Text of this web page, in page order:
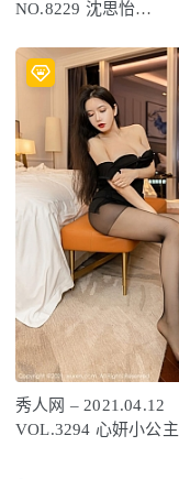
NO.8229 沈思怡
秀人网 – 2021.04.12
VOL.3294 心妍小公主